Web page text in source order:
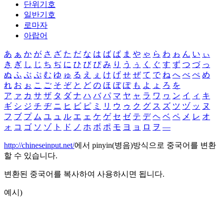
단위기호
일반기호
로마자
아랍어
あ ぁ か が さ ざ た だ な は ば ぱ ま や ゃ ら わ ゎ ん い ぃ
き ぎ し じ ち ぢ に ひ び ぴ み り う ぅ く ぐ す ず つ づ っ
ぬ ふ ぶ ぷ む ゆ ゅ る え ぇ け げ せ ぜ て で ね へ べ ぺ め
れ お ぉ こ ご そ ぞ と ど の ほ ぼ ぽ も よ ょ ろ を
ア ァ カ サ ザ タ ダ ナ ハ バ パ マ ヤ ャ ラ ワ ヮ ン イ ィ キ
ギ シ ジ チ ヂ ニ ヒ ビ ピ ミ リ ウ ゥ ク グ ス ズ ツ ヅ ッ ヌ
フ ブ プ ム ユ ュ ル エ ェ ケ ゲ セ ゼ テ デ ヘ ベ ペ メ レ オ
ォ コ ゴ ソ ゾ ト ド ノ ホ ボ ポ モ ヨ ョ ロ ヲ ―
http://chineseinput.net/에서 pinyin(병음)방식으로 중국어를 변환
할 수 있습니다.
변환된 중국어를 복사하여 사용하시면 됩니다.
예시)